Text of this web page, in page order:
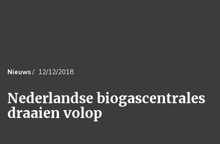
Nieuws/ 12/12/2018
Nederlandse biogascentrales
draaien volop